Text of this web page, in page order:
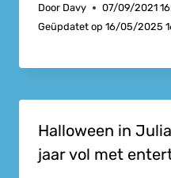
Door Davy
07/09/2021
Geüpdatet op 16/05/2025
Halloween in
jaar vol met